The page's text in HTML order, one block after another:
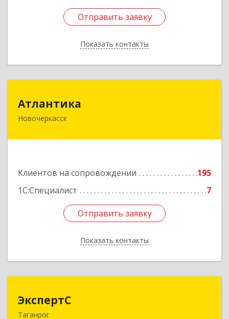
Отправить заявку
Показать контакты
Отправить заявку
Назад
Атлантика
Новочеркасск
Клиентов на сопровождении
195
1С:Специалист
7
Отправить заявку
Показать контакты
346428, Ростовская обл, Новочеркасск г,
Отправить заявку
Назад
ЭкспертС
Таганрог